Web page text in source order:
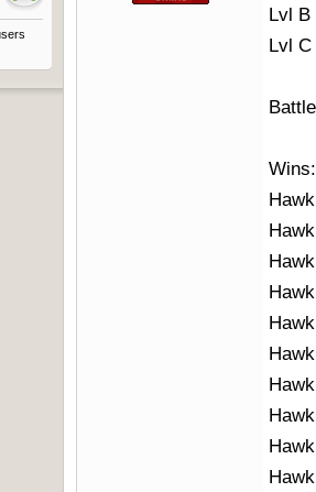
Lvl B
Lvl
Wins: